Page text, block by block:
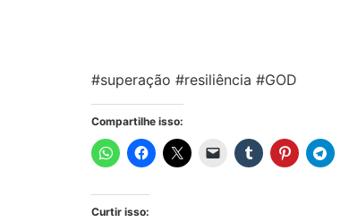
#superação #resiliência #GOD
Compartilhe isso:
Curtir isso: